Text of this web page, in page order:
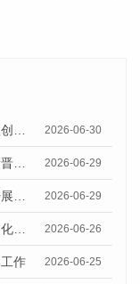
2026-06-30
2026-06-29
2026-06-29
2026-06-26
作 2026-06-25